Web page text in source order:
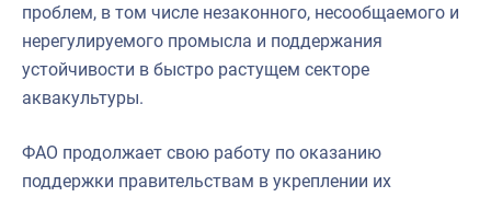
проблем, в том числе незаконного, несообщаемого и
нерегулируемого промысла и поддержания
устойчивости в быстро растущем секторе
аквакультуры.
ФАО продолжает свою работу по оказанию
поддержки правительствам в укреплении их